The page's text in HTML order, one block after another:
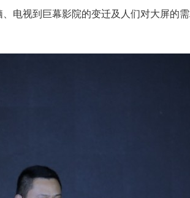
电视到巨幕影院的变迁及人们对大屏的